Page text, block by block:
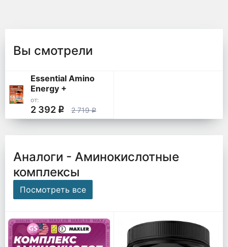
Вы смотрели
Essential Amino
Energy +
Electrolytes
от:
2 392 q 2 719q
Аналоги - Аминокислотные
комплексы
Посмотреть все